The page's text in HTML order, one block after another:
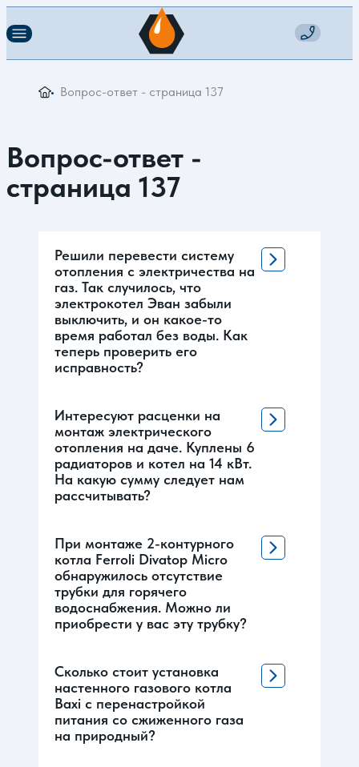
Вопрос-ответ - страница 137
Вопрос-ответ -
страница 137
Решили перевести систему
отопления с электричества на
газ. Так случилось, что
электрокотел Эван забыли
выключить, и он какое-то
время работал без воды. Как
теперь проверить его
исправность?
Интересуют расценки на
монтаж электрического
отопления на даче. Куплены 6
радиаторов и котел на 14 кВт.
На какую сумму следует нам
рассчитывать?
При монтаже 2-контурного
котла Ferroli Divatop Micro
обнаружилось отсутствие
трубки для горячего
водоснабжения. Можно ли
приобрести у вас эту трубку?
Сколько стоит установка
настенного газового котла
Baxi с перенастройкой
питания со сжиженного газа
на природный?